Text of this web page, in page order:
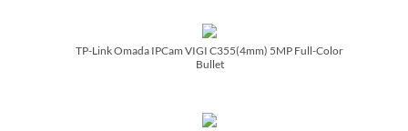
TP-Link Omada IPCam VIGI C355(4mm) 5MP Full-Color
Bullet